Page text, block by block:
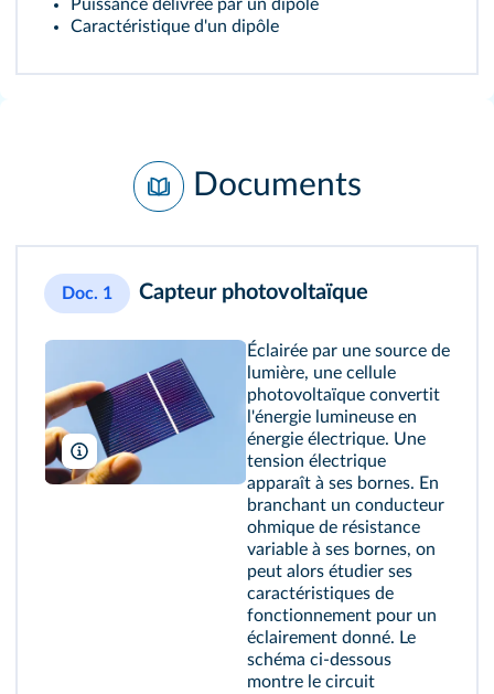
Puissance délivrée par un dipôle
Caractéristique d'un dipôle
Documents
Doc. 1 Capteur photovoltaïque
Éclairée par une source de
lumière, une cellule
photovoltaïque convertit
l'énergie lumineuse en
énergie électrique. Une
tension électrique
apparaît à ses bornes. En
branchant un conducteur
ohmique de résistance
variable à ses bornes, on
peut alors étudier ses
caractéristiques de
fonctionnement pour un
éclairement donné. Le
schéma ci-dessous
montre le circuit